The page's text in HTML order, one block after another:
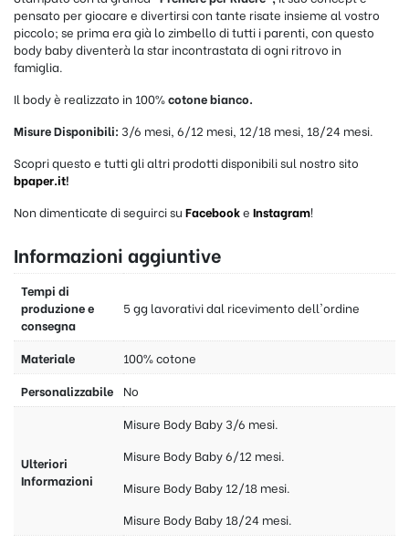
pensato per giocare e divertirsi con tante risate insieme al vostro
piccolo; se prima era già lo zimbello di tutti i parenti, con questo
body baby diventerà la star incontrastata di ogni ritrovo in
famiglia.
Il body è realizzato in 100%cotone bianco.
Misure Disponibili: 3/6 mesi, 6/12 mesi, 12/18 mesi, 18/24 mesi.
Scopri questo e tutti gli altri prodotti disponibili sul nostro sito
bpaper.it!
Non dimenticate di seguirci su Facebooke Instagram!
Informazioni aggiuntive
Tempi di
produzione e
consegna
5 gg lavorativi dal ricevimento dell'ordine
Materiale
100% cotone
Personalizzabile
No
Ulteriori
Informazioni
Misure Body Baby 3/6 mesi.
Misure Body Baby 6/12 mesi.
Misure Body Baby 12/18 mesi.
Misure Body Baby 18/24 mesi.